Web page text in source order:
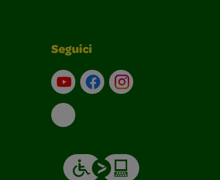
Seguici
Su YouTube
ContattiProfilo Instagram
Email